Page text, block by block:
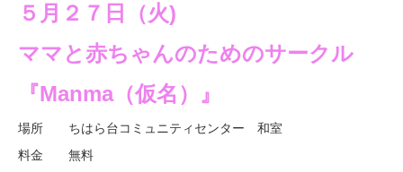
５月２７日（火)
ママと赤ちゃんのためのサークル
『Manma（仮名）』
場所 ちはら台コミュニティセンター 和室
料金 無料